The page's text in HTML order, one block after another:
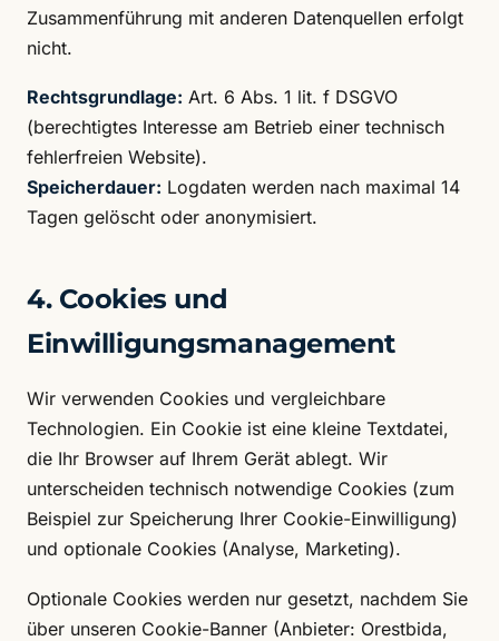
Zusammenführung mit anderen Datenquellen erfolgt
nicht.
Rechtsgrundlage: Art. 6 Abs. 1 lit. f DSGVO
(berechtigtes Interesse am Betrieb einer technisch
fehlerfreien Website).
Speicherdauer: Logdaten werden nach maximal 14
Tagen gelöscht oder anonymisiert.
4. Cookies und
Einwilligungsmanagement
Wir verwenden Cookies und vergleichbare
Technologien. Ein Cookie ist eine kleine Textdatei,
die Ihr Browser auf Ihrem Gerät ablegt. Wir
unterscheiden technisch notwendige Cookies (zum
Beispiel zur Speicherung Ihrer Cookie-Einwilligung)
und optionale Cookies (Analyse, Marketing).
Optionale Cookies werden nur gesetzt, nachdem Sie
über unseren Cookie-Banner (Anbieter: Orestbida,